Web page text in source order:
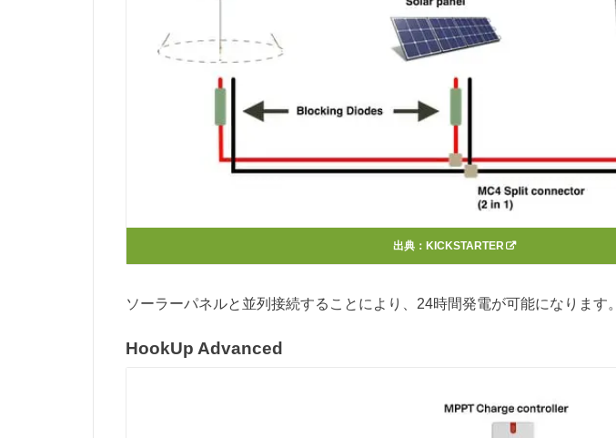
出典： KICKSTARTER
ソーラーパネルと並列接続することにより、24時間発電が可能になります。
HookUp Advanced